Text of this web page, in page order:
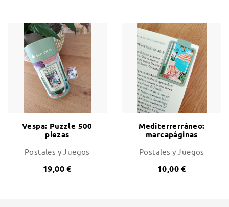
Vespa: Puzzle 500
piezas
Postales y Juegos
19,00 €
Mediterrerráneo:
marcapáginas
Postales y Juegos
10,00 €